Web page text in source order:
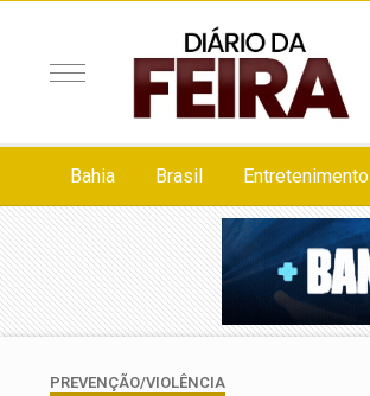
Bahia Brasil Entretenimento
PREVENÇÃO/VIOLÊNCIA